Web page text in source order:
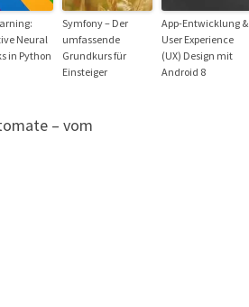
Neural
in Python
Symfony – Der
umfassende
Grundkurs für
Einsteiger
App-Entwicklung &
User Experience
(UX) Design mit
Android 8
– vom